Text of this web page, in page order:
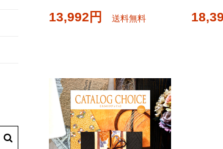
13,992円 送料無料